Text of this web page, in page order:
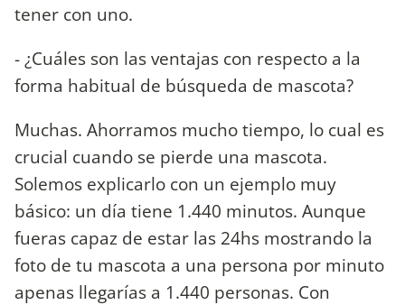
tener con uno.
- ¿Cuáles son las ventajas con respecto a la
forma habitual de búsqueda de mascota?
Muchas. Ahorramos mucho tiempo, lo cual es
crucial cuando se pierde una mascota.
Solemos explicarlo con un ejemplo muy
básico: un día tiene 1.440 minutos. Aunque
fueras capaz de estar las 24hs mostrando la
foto de tu mascota a una persona por minuto
apenas llegarías a 1.440 personas. Con